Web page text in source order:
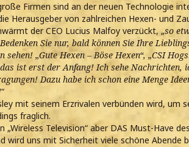
Firmen sind an der neuen Technologie
Herausgeber von zahlreichen Hexen- und
der CEO Lucius Malfoy verzückt, „so
Sie nur, bald können Sie Ihre
sehen! „Gute Hexen – Böse Hexen“, „CSI
ist erst der Anfang! Ich sehe Nachrichten,
Dazu habe ich schon eine Menge
“
mit seinem Erzrivalen verbünden wird, um
fraglich.
„Wireless Television“ aber DAS Must-Have
wird uns mit Sicherheit viele schöne Abende